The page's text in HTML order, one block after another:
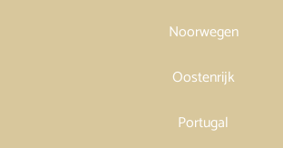
Noorwegen
Oostenrijk
Portugal